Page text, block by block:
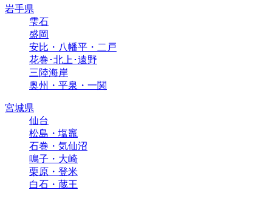
岩手県
雫石
盛岡
安比・八幡平・二戸
花巻･北上･遠野
三陸海岸
奥州・平泉・一関
宮城県
仙台
松島・塩竈
石巻・気仙沼
鳴子・大崎
栗原・登米
白石・蔵王